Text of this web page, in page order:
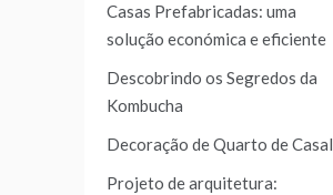
Casas Prefabricadas: uma
solução económica e eficiente
Descobrindo os Segredos da
Kombucha
Decoração de Quarto de Casal
Projeto de arquitetura: